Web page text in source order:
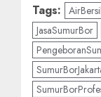
Tags:
JasaSumurBor